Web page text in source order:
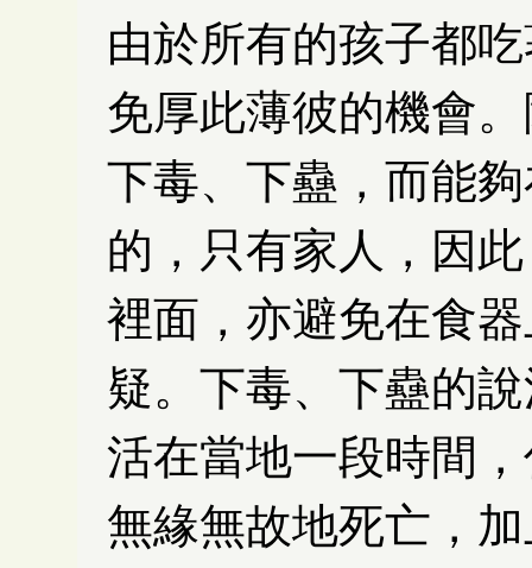
由於所有的孩子都
免厚此薄彼的機會
下毒、下蠱，而能
的，只有家人，因
裡面，亦避免在食
疑。下毒、下蠱的
活在當地一段時間
無緣無故地死亡，